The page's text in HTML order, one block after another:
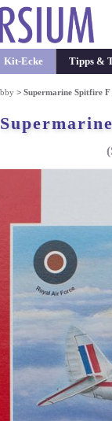
Kit-Ecke Tipps &
> Supermarine Spitfire